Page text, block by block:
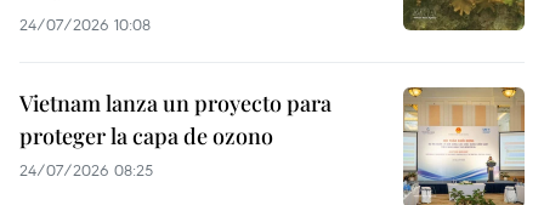
24/07/2026 10:08
Vietnam lanza un proyecto para
proteger la capa de ozono
24/07/2026 08:25